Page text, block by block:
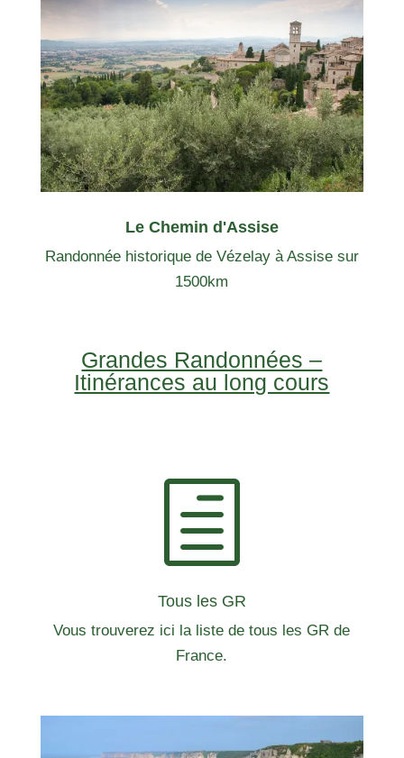
Le Chemin d'Assise
Randonnée historique de Vézelay à Assise sur
1500km
Grandes Randonnées –
Itinérances au long cours
h
Tous les GR
Vous trouverez ici la liste de tous les GR de
France.